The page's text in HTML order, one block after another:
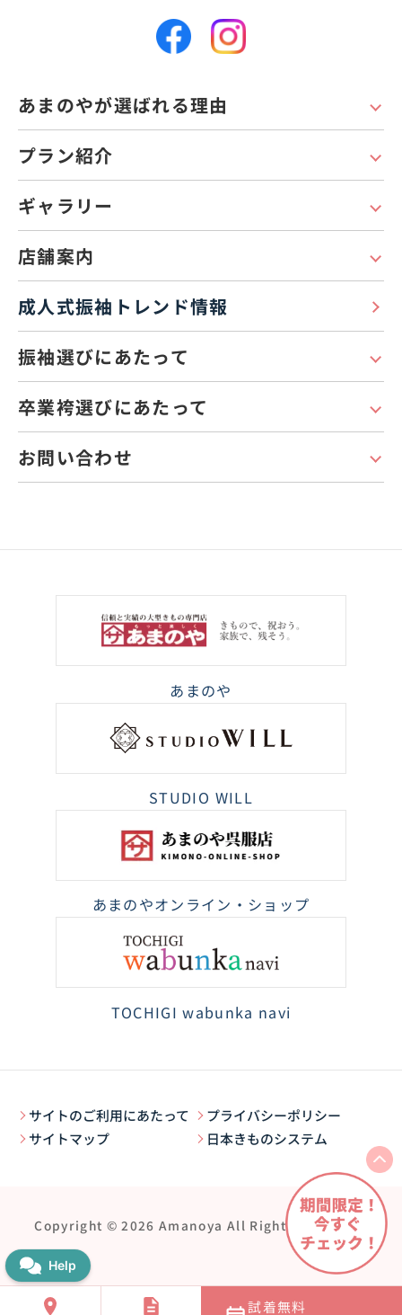
あまのやが選ばれる理由
振袖選びにあたって
卒業袴選びにあたって
お問い合わせ
プラン紹介
店舗案内
ギャラリー
成人式振袖トレンド情報
あまのや
STUDIO WILL
あまのやオンライン・ショップ
TOCHIGI wabunka navi
サイトのご利用にあたって
プライバシーポリシー
サイトマップ
日本きものシステム
Copyright © 2026 Amanoya All Rights Reserved.
試着無料